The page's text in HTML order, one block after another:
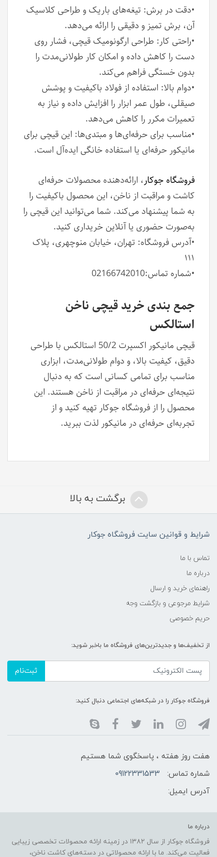
•دقت در برش: تیغه‌های باریک و طراحی کلاسیک
آن، برش تمیز و دقیقی را ارائه می‌دهد.
•راحتی کار: طراحی ارگونومیک قیچی، فشار روی
دست را کاهش داده و امکان کار طولانی‌مدت را
بدون خستگی فراهم می‌کند.
•دوام بالا: استفاده از فولاد باکیفیت و پوشش
صیقلی، طول عمر ابزار را افزایش داده و نیاز به
تعمیرات مکرر را کاهش می‌دهد.
•مناسب برای حرفه‌ای‌ها و مبتدی‌ها: این قیچی برای
مانیکور حرفه‌ای یا استفاده خانگی ایده‌آل است.
فروشگاه جوکار، ارائه‌دهنده محصولات حرفه‌ای
کاشت و مراقبت از ناخن، این محصول باکیفیت را
به شما پیشنهاد می‌کند. شما می‌توانید این قیچی را
به‌صورت حضوری یا آنلاین خریداری کنید.
•آدرس فروشگاه: تهران، خیابان منوچهری، پلاک
۱۱۱
•شماره تماس:02166742010
جمع بندی خرید قیچی ناخن
استالکس
قیچی مانیکور اکسپرت 50/2 استالکس با طراحی
دقیق، کیفیت بالا، و دوام طولانی‌مدت، ابزاری
مناسب برای تمامی کسانی است که به دنبال
نتیجه‌ای حرفه‌ای در مراقبت از ناخن هستند. این
محصول را از فروشگاه جوکار تهیه کنید و از
تجربه‌ای حرفه‌ای در مانیکور لذت ببرید.
برگشت به بالا
شرایط و قوانین سایت فروشگاه جوکار
تماس با ما
درباره ما
راهنمای خرید و ارسال
شرایط مرجوعی و بازگشت وجه
حریم خصوصی
از تخفیف‌ها و جدیدترین‌های فروشگاه ما باخبر شوید:
ثبت‌نام
فروشگاه جوکار را در شبکه‌های اجتماعی دنبال کنید:
هفت روز هفته ، پاسخگوی شما هستیم
شماره تماس:
09122331533
آدرس ایمیل:
درباره ما
فروشگاه جوکار از سال ۱۳۸۲ در زمینه ارائه محصولات تخصصی زیبایی
فعالیت می‌کند. ما با ارائه محصولاتی در دسته‌های کاشت ناخن،